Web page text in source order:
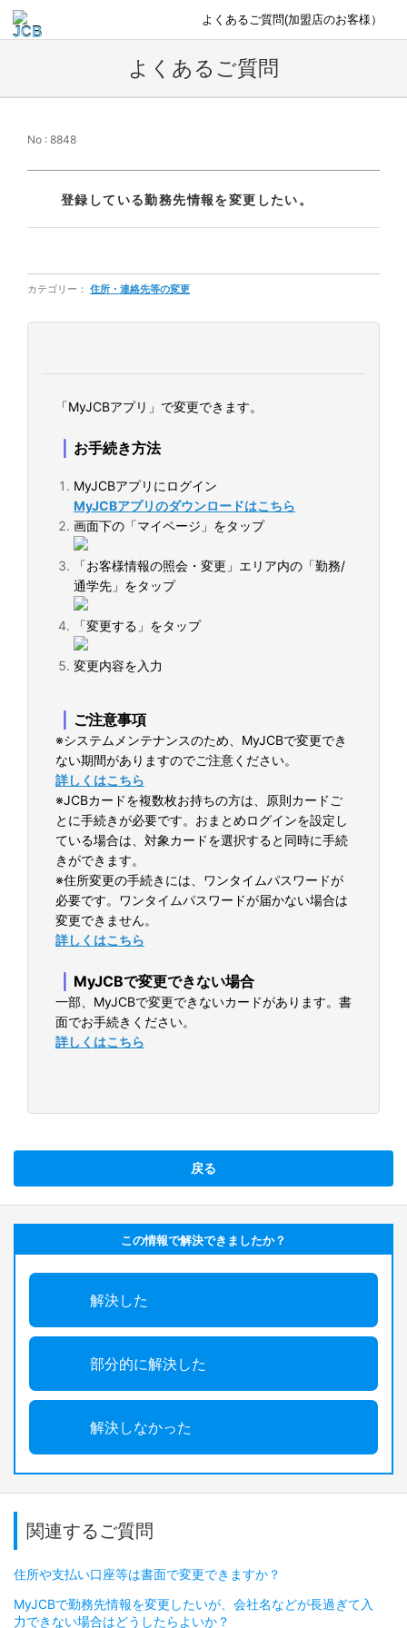
よくあるご質問(加盟店のお客様）
よくあるご質問
No : 8848
登録している勤務先情報を変更したい。
カテゴリー： 住所・連絡先等の変更
「MyJCBアプリ」で変更できます。
｜ お手続き方法
MyJCBアプリにログイン
MyJCBアプリのダウンロードはこちら
画面下の「マイページ」をタップ
「お客様情報の照会・変更」エリア内の「勤務/
通学先」をタップ
「変更する」をタップ
変更内容を入力
｜ ご注意事項
※システムメンテナンスのため、MyJCBで変更でき
ない期間がありますのでご注意ください。
詳しくはこちら
※JCBカードを複数枚お持ちの方は、原則カードご
とに手続きが必要です。おまとめログインを設定し
ている場合は、対象カードを選択すると同時に手続
きができます。
※住所変更の手続きには、ワンタイムパスワードが
必要です。ワンタイムパスワードが届かない場合は
変更できません。
詳しくはこちら
｜ MyJCBで変更できない場合
一部、MyJCBで変更できないカードがあります。書
面でお手続きください。
詳しくはこちら
戻る
この情報で解決できましたか？
解決した
部分的に解決した
解決しなかった
関連するご質問
住所や支払い口座等は書面で変更できますか？
MyJCBで勤務先情報を変更したいが、会社名などが長過ぎて入
力できない場合はどうしたらよいか？